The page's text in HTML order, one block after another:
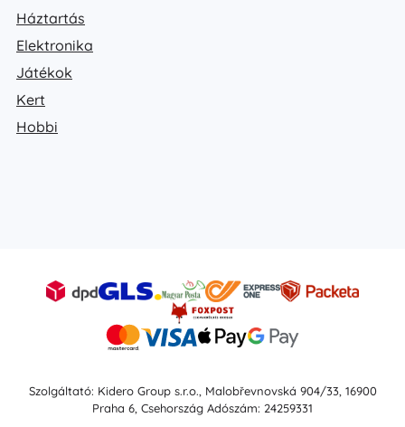
Háztartás
Elektronika
Játékok
Kert
Hobbi
Szolgáltató: Kidero Group s.r.o., Malobřevnovská 904/33, 16900
Praha 6, Csehország Adószám: 24259331